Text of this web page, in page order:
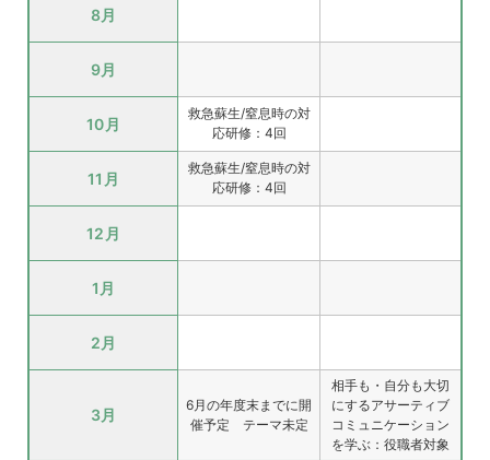
8月
9月
10月
救急蘇生/窒息時の対
応研修：4回
11月
救急蘇生/窒息時の対
応研修：4回
12月
1月
2月
3月
6月の年度末までに開
催予定 テーマ未定
相手も・自分も大切
にするアサーティブ
コミュニケーション
を学ぶ：役職者対象